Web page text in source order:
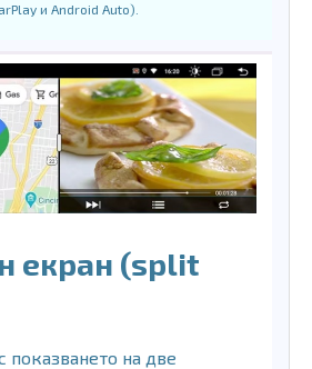
и Android Auto).
екран (split
на две